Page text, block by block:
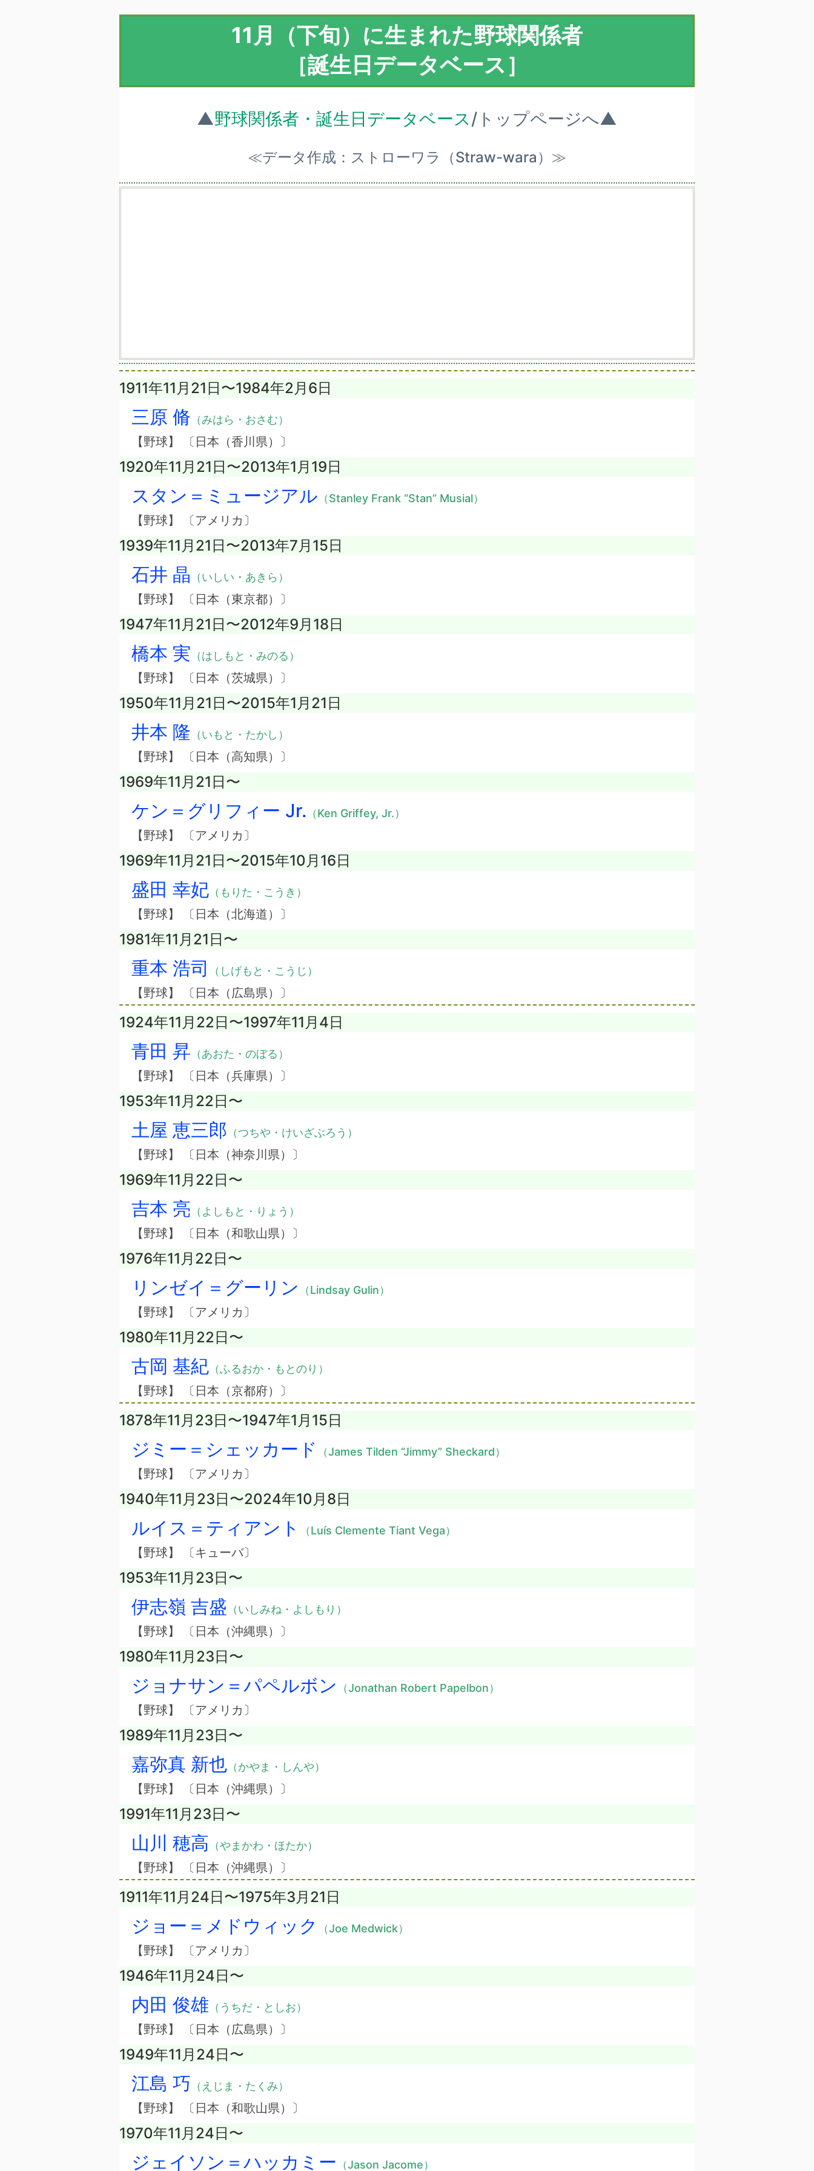
11月（下旬）に生まれた野球関係者
［誕生日データベース］
▲野球関係者・誕生日データベース/トップページへ▲
≪データ作成：ストローワラ（Straw-wara）≫
1911年11月21日〜1984年2月6日
三原 脩 （みはら・おさむ）
【野球】 〔日本（香川県）〕
1920年11月21日〜2013年1月19日
スタン＝ミュージアル （Stanley Frank “Stan” Musial）
【野球】 〔アメリカ〕
1939年11月21日〜2013年7月15日
石井 晶 （いしい・あきら）
【野球】 〔日本（東京都）〕
1947年11月21日〜2012年9月18日
橋本 実 （はしもと・みのる）
【野球】 〔日本（茨城県）〕
1950年11月21日〜2015年1月21日
井本 隆 （いもと・たかし）
【野球】 〔日本（高知県）〕
1969年11月21日〜
ケン＝グリフィー Jr. （Ken Griffey, Jr.）
【野球】 〔アメリカ〕
1969年11月21日〜2015年10月16日
盛田 幸妃 （もりた・こうき）
【野球】 〔日本（北海道）〕
1981年11月21日〜
重本 浩司 （しげもと・こうじ）
【野球】 〔日本（広島県）〕
1924年11月22日〜1997年11月4日
青田 昇 （あおた・のぼる）
【野球】 〔日本（兵庫県）〕
1953年11月22日〜
土屋 恵三郎 （つちや・けいざぶろう）
【野球】 〔日本（神奈川県）〕
1969年11月22日〜
吉本 亮 （よしもと・りょう）
【野球】 〔日本（和歌山県）〕
1976年11月22日〜
リンゼイ＝グーリン （Lindsay Gulin）
【野球】 〔アメリカ〕
1980年11月22日〜
古岡 基紀 （ふるおか・もとのり）
【野球】 〔日本（京都府）〕
1878年11月23日〜1947年1月15日
ジミー＝シェッカード （James Tilden “Jimmy” Sheckard）
【野球】 〔アメリカ〕
1940年11月23日〜2024年10月8日
ルイス＝ティアント （Luís Clemente Tiant Vega）
【野球】 〔キューバ〕
1953年11月23日〜
伊志嶺 吉盛 （いしみね・よしもり）
【野球】 〔日本（沖縄県）〕
1980年11月23日〜
ジョナサン＝パペルボン （Jonathan Robert Papelbon）
【野球】 〔アメリカ〕
1989年11月23日〜
嘉弥真 新也 （かやま・しんや）
【野球】 〔日本（沖縄県）〕
1991年11月23日〜
山川 穂高 （やまかわ・ほたか）
【野球】 〔日本（沖縄県）〕
1911年11月24日〜1975年3月21日
ジョー＝メドウィック （Joe Medwick）
【野球】 〔アメリカ〕
1946年11月24日〜
内田 俊雄 （うちだ・としお）
【野球】 〔日本（広島県）〕
1949年11月24日〜
江島 巧 （えじま・たくみ）
【野球】 〔日本（和歌山県）〕
1970年11月24日〜
ジェイソン＝ハッカミー （Jason Jacome）